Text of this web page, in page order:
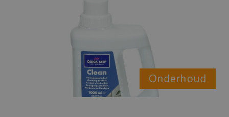
Onderhoud